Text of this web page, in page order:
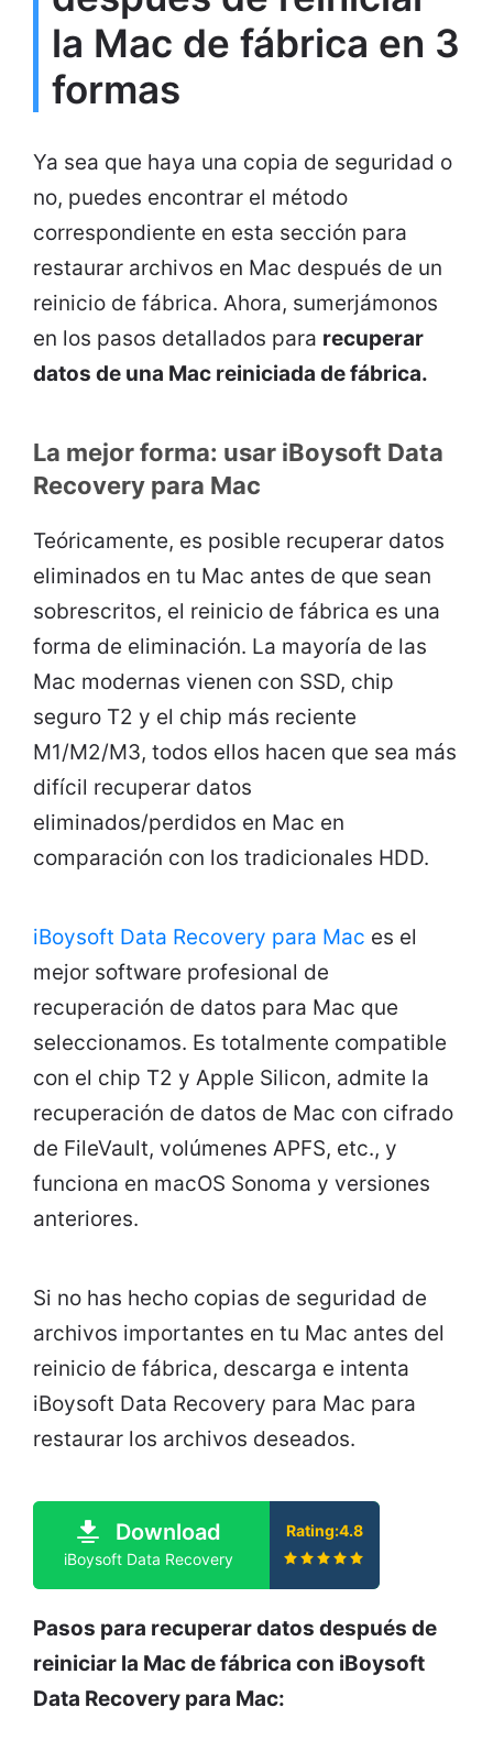
la Mac de fábrica en 3
formas
Ya sea que haya una copia de seguridad o
no, puedes encontrar el método
correspondiente en esta sección para
restaurar archivos en Mac después de un
reinicio de fábrica. Ahora, sumerjámonos
en los pasos detallados para recuperar
datos de una Mac reiniciada de fábrica.
La mejor forma: usar iBoysoft Data
Recovery para Mac
Teóricamente, es posible recuperar datos
eliminados en tu Mac antes de que sean
sobrescritos, el reinicio de fábrica es una
forma de eliminación. La mayoría de las
Mac modernas vienen con SSD, chip
seguro T2 y el chip más reciente
M1/M2/M3, todos ellos hacen que sea más
difícil recuperar datos
eliminados/perdidos en Mac en
comparación con los tradicionales HDD.
iBoysoft Data Recovery para Mac es el
mejor software profesional de
recuperación de datos para Mac que
seleccionamos. Es totalmente compatible
con el chip T2 y Apple Silicon, admite la
recuperación de datos de Mac con cifrado
de FileVault, volúmenes APFS, etc., y
funciona en macOS Sonoma y versiones
anteriores.
Si no has hecho copias de seguridad de
archivos importantes en tu Mac antes del
reinicio de fábrica, descarga e intenta
iBoysoft Data Recovery para Mac para
restaurar los archivos deseados.
Download
iBoysoft Data Recovery
Rating:4.8
Pasos para recuperar datos después de
reiniciar la Mac de fábrica con iBoysoft
Data Recovery para Mac: